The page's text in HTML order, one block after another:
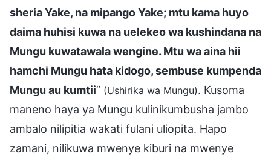
sheria Yake, na mipango Yake; mtu kama huyo
daima huhisi kuwa na uelekeo wa kushindana na
Mungu kuwatawala wengine. Mtu wa aina hii
hamchi Mungu hata kidogo, sembuse kumpenda
Mungu au kumtii” (Ushirika wa Mungu). Kusoma
maneno haya ya Mungu kulinikumbusha jambo
ambalo nilipitia wakati fulani uliopita. Hapo
zamani, nilikuwa mwenye kiburi na mwenye